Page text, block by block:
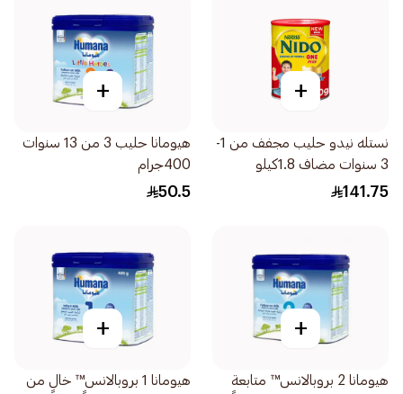
+
نستله نيدو حليب مجفف من 1-
3 سنوات مضاف 1.8كيلو
141.75
+
هيومانا حليب 3 من 13 سنوات
400جرام
50.5
+
هيومانا 2 بروبالانس™ متابعة
+
هيومانا 1 بروبالانس™ خالٍ من